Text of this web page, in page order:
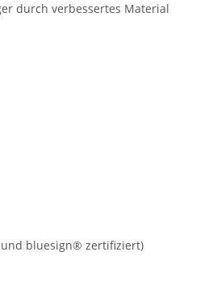
durch verbessertes Material
bluesign® zertifiziert)